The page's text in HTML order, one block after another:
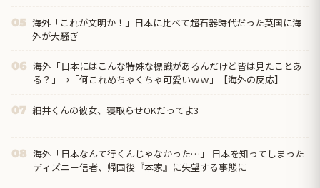
05 海外「これが文明か！」日本に比べて超石器時代だった英国に海
外が大騒ぎ
06 海外「日本にはこんな特殊な標識があるんだけど皆は見たことあ
る？」→「何これめちゃくちゃ可愛いｗｗ」【海外の反応】
07 細井くんの彼女、寝取らせOKだってよ3
08 海外「日本なんて行くんじゃなかった…」 日本を知ってしまった
ディズニー信者、帰国後『本家』に失望する事態に